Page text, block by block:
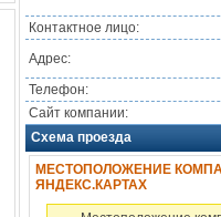
Контактное лицо:
Адрес:
Телефон:
Сайт компании:
Схема проезда
МЕСТОПОЛОЖЕНИЕ
ЯНДЕКС.КАРТАХ